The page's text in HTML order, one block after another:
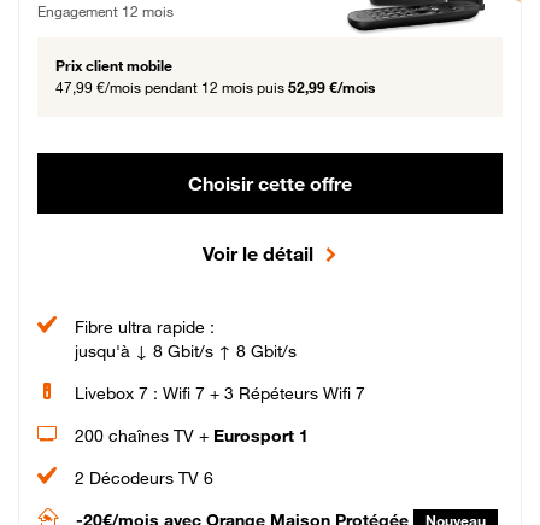
Engagement 12 mois
Prix client mobile
47,99 €/mois pendant 12 mois puis 52,99 €/mois
Choisir cette offre
Voir le détail
Fibre ultra rapide :
jusqu'à ↓ 8 Gbit/s ↑ 8 Gbit/s
Livebox 7 : Wifi 7 + 3 Répéteurs Wifi 7
200 chaînes TV + Eurosport 1
2 Décodeurs TV 6
-20€/mois avec Orange Maison Protégée Nouveau